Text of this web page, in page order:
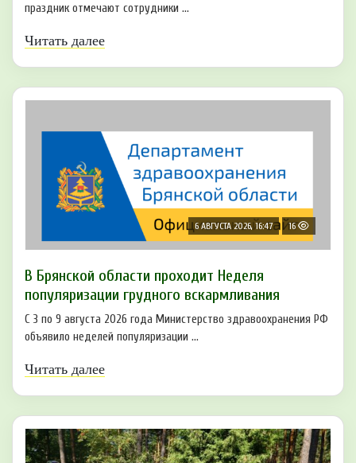
праздник отмечают сотрудники ...
Читать далее
6 АВГУСТА 2026, 16:47 16
В Брянской области проходит Неделя
популяризации грудного вскармливания
С 3 по 9 августа 2026 года Министерство здравоохранения РФ
объявило неделей популяризации ...
Читать далее